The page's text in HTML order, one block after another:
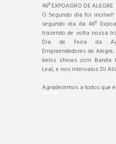
46ª EXPOAGRO DE ALEGRE
O Segundo dia foi
segundo dia da 46ª
trazendo de volta nossa
Dia de Feira da
Empreendedores de
belos shows com Banda
Leal, e nos intervalos DJ
Agradecemos a todos que